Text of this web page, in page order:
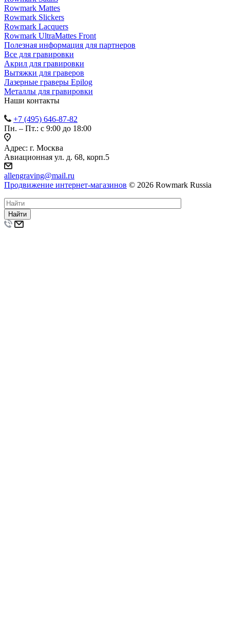
Rowmark Mattes
Rowmark Slickers
Rowmark Lacquers
Rowmark UltraMattes Front
Полезная информация для партнеров
Все для гравировки
Акрил для гравировки
Вытяжки для граверов
Лазерные граверы Epilog
Металлы для гравировки
Наши контакты
+7 (495) 646-87-82
Пн. – Пт.: с 9:00 до 18:00
Адрес: г. Москва
Авиационная ул. д. 68, корп.5
allengraving@mail.ru
Продвижение интернет-магазинов © 2026 Rowmark Russia
Найти